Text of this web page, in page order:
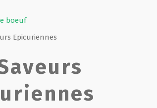
boeuf
Epicuriennes